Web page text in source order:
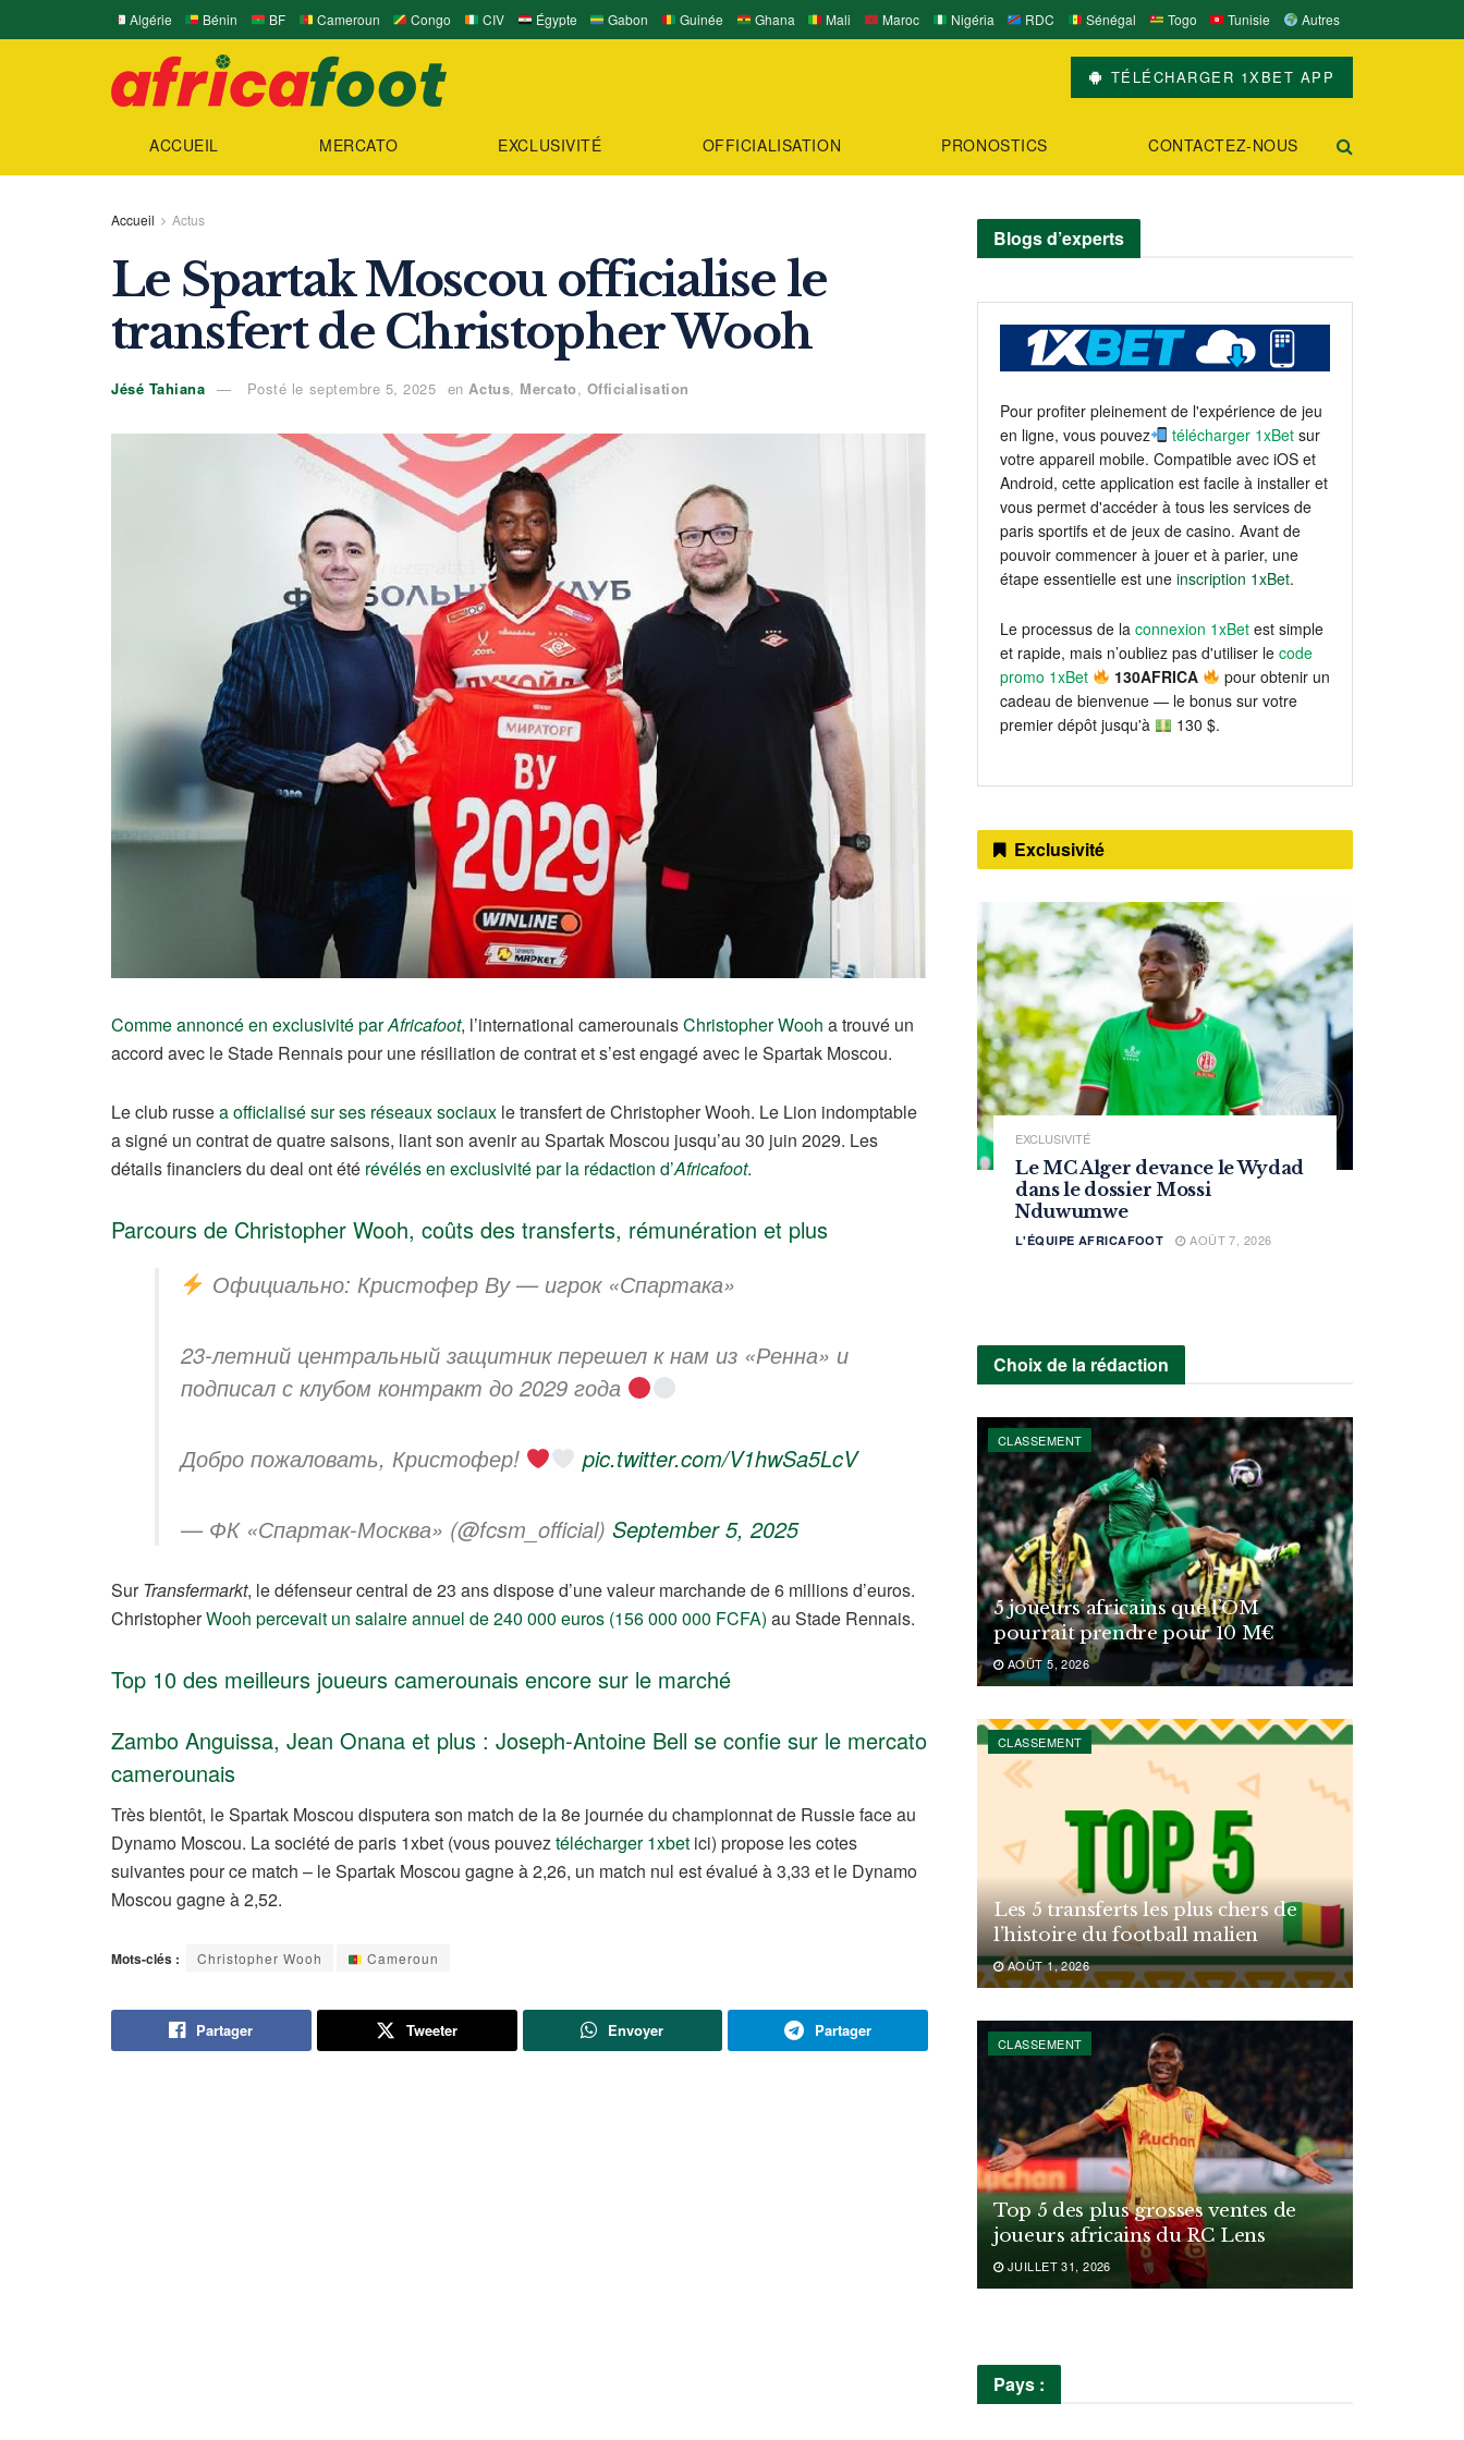
Algérie Bénin BF Cameroun Congo CIV Égypte Gabon Guinée Ghana Mali Maroc Nigéria RDC Sénégal Togo Tunisie Autres
TÉLÉCHARGER 1XBET APP
ACCUEIL MERCATO EXCLUSIVITÉ OFFICIALISATION PRONOSTICS CONTACTEZ-NOUS
Accueil Actus
Le Spartak Moscou officialise le
transfert de Christopher Wooh
Jésé Tahiana Posté le septembre 5, 2025 en Actus, Mercato, Officialisation
Comme annoncé en exclusivité parAfricafoot, l’international camerounaisChristopher Wooh a trouvé un
accord avec le Stade Rennais pour une résiliation de contrat et s’est engagé avec le Spartak Moscou.
Le club russea officialisé sur ses réseaux sociaux le transfert de Christopher Wooh. Le Lion indomptable
a signé un contrat de quatre saisons, liant son avenir au Spartak Moscou jusqu’au 30 juin 2029. Les
détails financiers du deal ont été révélés en exclusivité par la rédaction d’Africafoot.
Parcours de Christopher Wooh, coûts des transferts, rémunération et plus
Официально: Кристофер Ву — игрок «Спартака»
23-летний центральный защитник перешел к нам из «Ренна» и
подписал с клубом контракт до 2029 года
Добро пожаловать, Кристофер! pic.twitter.com/V1hwSa5LcV
— ФК «Спартак-Москва» (@fcsm_official) September 5, 2025
Sur Transfermarkt, le défenseur central de 23 ans dispose d’une valeur marchande de 6 millions d’euros.
ChristopherWooh percevait un salaire annuel de 240 000 euros (156 000 000 FCFA) au Stade Rennais.
Top 10 des meilleurs joueurs camerounais encore sur le marché
Zambo Anguissa, Jean Onana et plus : Joseph-Antoine Bell se confie sur le mercato
camerounais
Très bientôt, le Spartak Moscou disputera son match de la 8e journée du championnat de Russie face au
Dynamo Moscou. La société de paris 1xbet (vous pouveztélécharger 1xbet ici) propose les cotes
suivantes pour ce match – le Spartak Moscou gagne à 2,26, un match nul est évalué à 3,33 et le Dynamo
Moscou gagne à 2,52.
Mots-clés : Christopher Wooh Cameroun
Partager Tweeter Envoyer Partager
Blogs d’experts
Pour profiter pleinement de l'expérience de jeu
en ligne, vous pouvez
télécharger 1xBet sur
votre appareil mobile. Compatible avec iOS et
Android, cette application est facile à installer et
vous permet d'accéder à tous les services de
paris sportifs et de jeux de casino. Avant de
pouvoir commencer à jouer et à parier, une
étape essentielle est une inscription 1xBet.
Le processus de la connexion 1xBet est simple
et rapide, mais n’oubliez pas d'utiliser le code
promo 1xBet
130AFRICA
pour obtenir un
cadeau de bienvenue — le bonus sur votre
premier dépôt jusqu'à
130 $.
Exclusivité
EXCLUSIVITÉ
Le MC Alger devance le Wydad
dans le dossier Mossi
Nduwumwe
L'ÉQUIPE AFRICAFOOT AOÛT 7, 2026
Choix de la rédaction
CLASSEMENT
5 joueurs africains que l’OM
pourrait prendre pour 10 M€
AOÛT 5, 2026
CLASSEMENT
Les 5 transferts les plus chers de
l’histoire du football malien
AOÛT 1, 2026
CLASSEMENT
Top 5 des plus grosses ventes de
joueurs africains du RC Lens
JUILLET 31, 2026
Pays :